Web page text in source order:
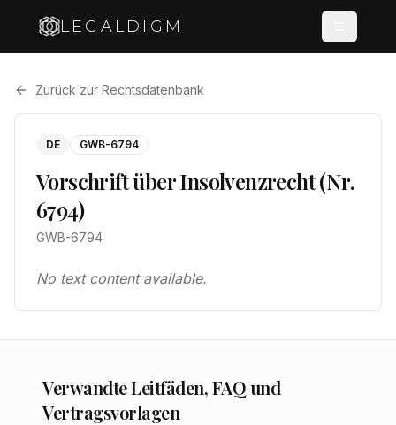
LEGALDIGM
Zurück zur Rechtsdatenbank
DE GWB-6794
Vorschrift über Insolvenzrecht (Nr.
6794)
GWB-6794
No text content available.
Verwandte Leitfäden, FAQ und
Vertragsvorlagen